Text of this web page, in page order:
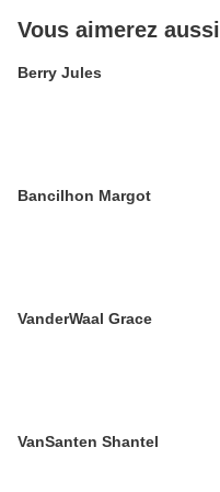
Vous aimerez aussi
Berry Jules
Bancilhon Margot
VanderWaal Grace
VanSanten Shantel